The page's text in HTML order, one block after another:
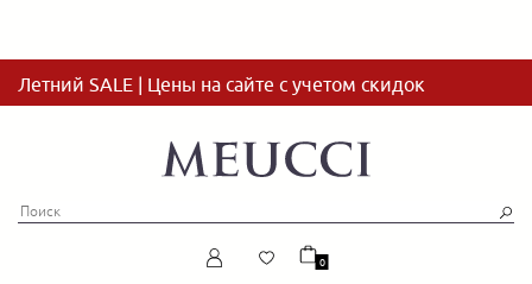
Летний SALE | Цены на сайте с учетом скидок
0